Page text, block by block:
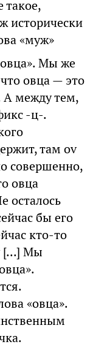
такое,
исторически
«муж»
Мы же
овца — это
А между тем,
-ц-.
там ov
совершенно,
овца
осталось
бы его
кто-то
[...] Мы
«овца».